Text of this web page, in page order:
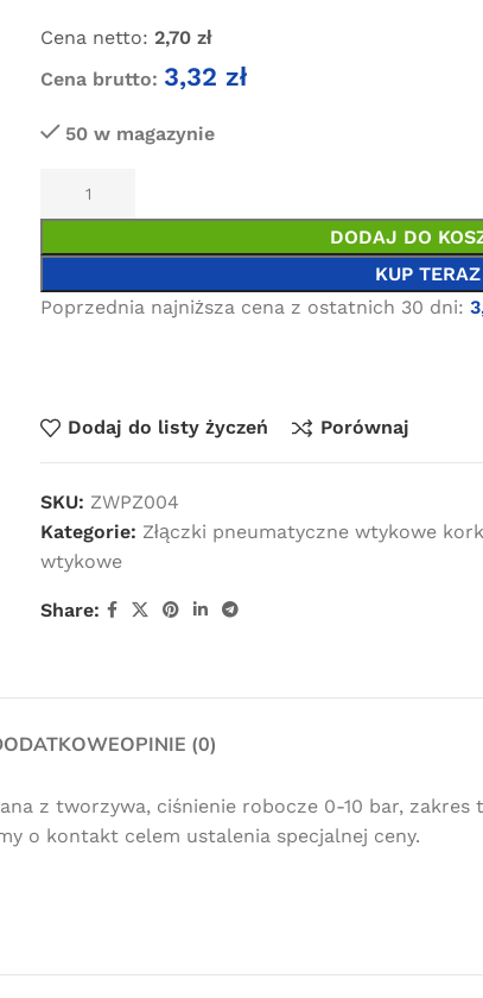
Cena netto: 2,70 zł
Cena brutto: 3,32 zł
50 w magazynie
DODAJ DO
KUP TERAZ
Poprzednia najniższa cena z ostatnich 30 dni:
Dodaj do listy życzeń Porównaj
SKU: ZWPZ004
Kategorie: Złączki pneumatyczne wtykowe
wtykowe
Share:
OPINIE (0)
z tworzywa, ciśnienie robocze 0-10 bar,
o kontakt celem ustalenia specjalnej ceny.
zł brutto.